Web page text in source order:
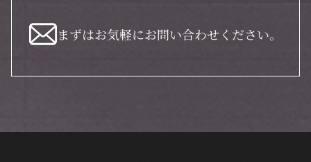
まずはお気軽にお問い合わせください。